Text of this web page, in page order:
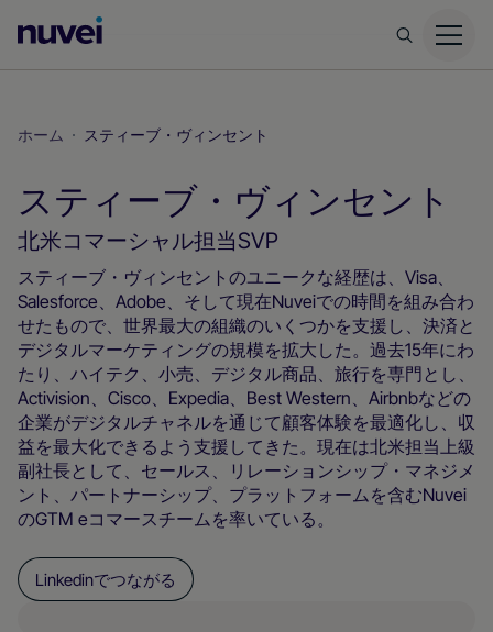
ホ
ム
ー
ジ
ホーム スティーブ・ヴィンセント
スティーブ・ヴィンセント
北米コマーシャル担当SVP
スティーブ・ヴィンセントのユニークな経歴は、Visa、
Salesforce、Adobe、そして現在Nuveiでの時間を組み合わ
せたもので、世界最大の組織のいくつかを支援し、決済と
デジタルマーケティングの規模を拡大した。過去15年にわ
たり、ハイテク、小売、デジタル商品、旅行を専門とし、
Activision、Cisco、Expedia、Best Western、Airbnbなどの
企業がデジタルチャネルを通じて顧客体験を最適化し、収
益を最大化できるよう支援してきた。現在は北米担当上級
副社長として、セールス、リレーションシップ・マネジメ
ント、パートナーシップ、プラットフォームを含むNuvei
のGTM eコマースチームを率いている。
Linkedinでつながる